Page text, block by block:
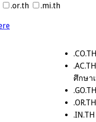
.or.th .mi.th
ศึกษา